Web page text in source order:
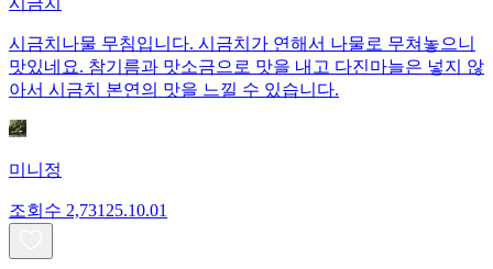
시금치나물 무침입니다. 시금치가 연해서 나물로 무쳐놓으니
맛있네요. 참기름과 맛소금으로 맛을 내고 다진마늘은 넣지 않
아서 시금치 본연의 맛을 느낄 수 있습니다.
미니정
조회수 2,731 25.10.01